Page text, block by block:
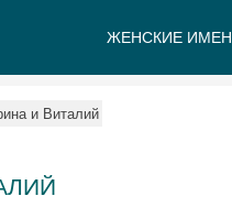
ЖЕНСКИЕ
и Виталий